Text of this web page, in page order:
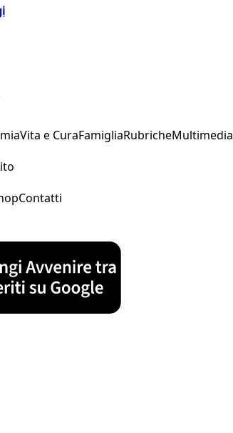
Vita e CuraFamigliaRubricheMultimedia
Contatti